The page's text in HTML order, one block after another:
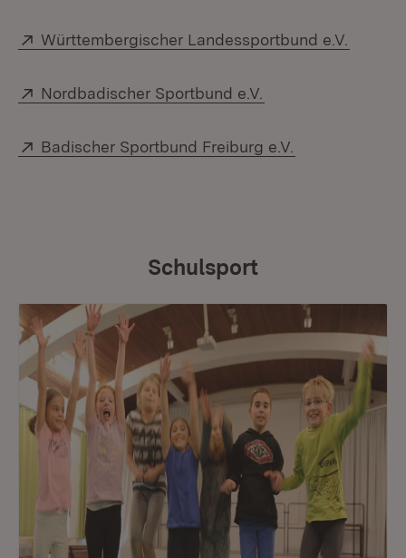
Extern:
Württembergischer Landessportbund e.V.
Extern:
Nordbadischer Sportbund e.V.
Extern:
Badischer Sportbund Freiburg e.V.
Schulsport